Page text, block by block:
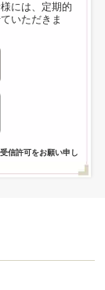
には、定期的
いただきま
信許可をお願い申し